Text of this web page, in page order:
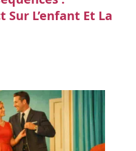
Sur L’enfant Et La